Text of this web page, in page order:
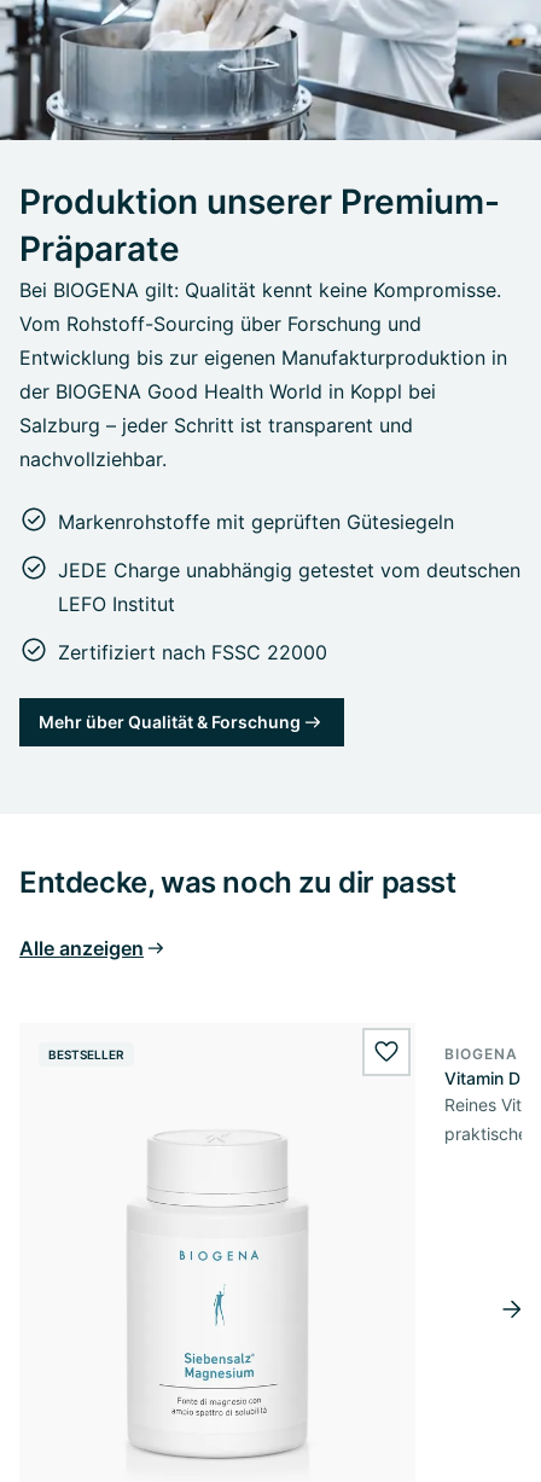
Produktion unserer Premium-
Präparate
Bei BIOGENA gilt: Qualität kennt keine Kompromisse.
Vom Rohstoff-Sourcing über Forschung und
Entwicklung bis zur eigenen Manufakturproduktion in
der BIOGENA Good Health World in Koppl bei
Salzburg – jeder Schritt ist transparent und
nachvollziehbar.
Markenrohstoffe mit geprüften Gütesiegeln
JEDE Charge unabhängig getestet vom deutschen
LEFO Institut
Zertifiziert nach FSSC 22000
Mehr über Qualität & Forschung
Entdecke, was noch zu dir passt
Alle anzeigen
BESTSELLER wishlist.add
BIOGENA
Vitamin D3
Reines
praktischer